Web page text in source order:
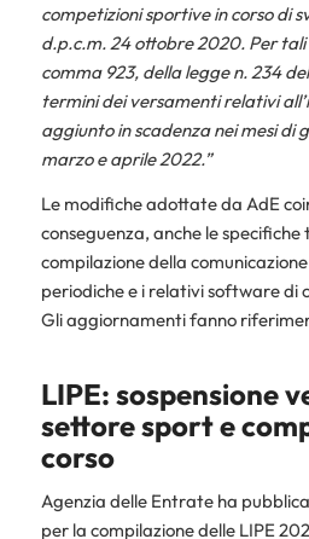
competizioni sportive in corso di
d.p.c.m. 24 ottobre 2020. Per tali
comma 923, della legge n. 234
termini dei versamenti relativi
aggiunto in scadenza nei mesi di
marzo e aprile 2022.”
Le modifiche adottate da AdE
conseguenza, anche le specifiche
compilazione della
periodiche e i relativi software di
Gli aggiornamenti fanno
LIPE: sospensione
settore sport e
corso
Agenzia delle Entrate ha
per la compilazione delle LIPE